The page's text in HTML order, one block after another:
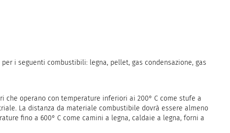
i seguenti combustibili: legna, pellet, gas condensazione, gas
operano con temperature inferiori ai 200° C come stufe a
La distanza da materiale combustibile dovrà essere almeno
fino a 600° C come camini a legna, caldaie a legna, forni a